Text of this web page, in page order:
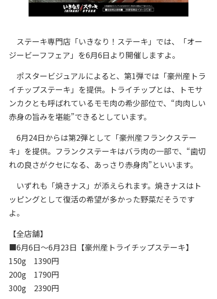
ステーキ専門店「いきなり！ステーキ」では、「オー
ジービーフフェア」を6月6日より開催しますよ。
ポスタービジュアルによると、第1弾では「豪州産トラ
イチップステーキ」を提供。トライチップとは、トモサ
ンカクとも呼ばれているモモ肉の希少部位で、“肉肉しい
赤身の旨みを堪能”できるとしています。
6月24日からは第2弾として「豪州産フランクステー
キ」を提供。フランクステーキはバラ肉の一部で、“歯切
れの良さがクセになる、あっさり赤身肉”といいます。
いずれも「焼きナス」が添えられます。焼きナスはト
ッピングとして復活の希望が多かった野菜だそうです
よ。
【全店舗】
■6月6日～6月23日【豪州産トライチップステーキ】
150g 1390円
200g 1790円
300g 2390円